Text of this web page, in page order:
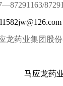
龙药业集团股
马应龙药